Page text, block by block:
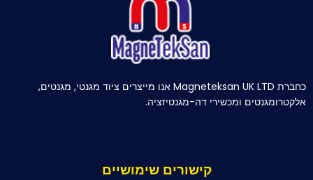
כחברת Magneteksan UK LTD אנו מייצרים ציוד מגנטי, מגנטים,
אלקטרומגנטים ומכשירי דה-מגנטיזציה.
קישורים שימושיים